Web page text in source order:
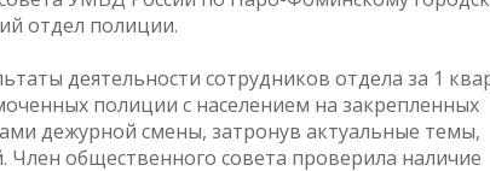
отдел полиции.
деятельности сотрудников отдела за 1
полиции с населением на закрепленных
дежурной смены, затронув актуальные темы,
общественного совета проверила наличие